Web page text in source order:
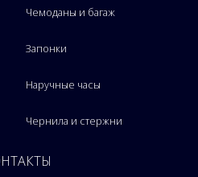
Чемоданы и багаж
Запонки
Наручные часы
Чернила и стержни